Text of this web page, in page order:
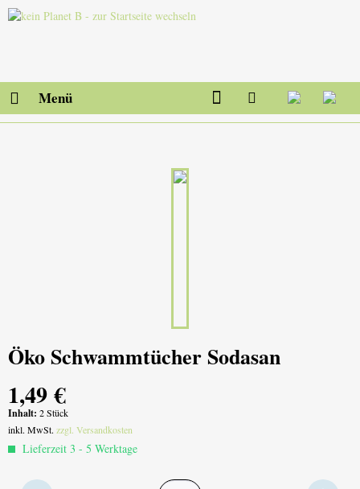
Menü
Öko Schwammtücher Sodasan
1,49 €
Inhalt: 2 Stück
inkl. MwSt. zzgl. Versandkosten
Lieferzeit 3 - 5 Werktage